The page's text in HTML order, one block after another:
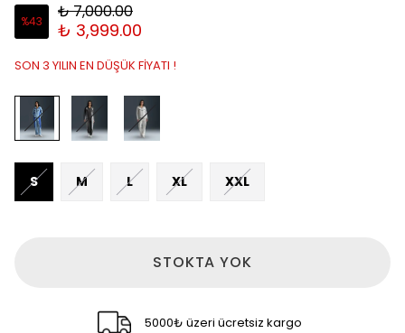
%43 ₺ 7,000.00
₺ 3,999.00
SON 3 YILIN EN DÜŞÜK FİYATI !
S M L XL XXL
STOKTA YOK
5000₺ üzeri ücretsiz kargo